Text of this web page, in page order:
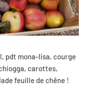
pdt mona-lisa, courge
carottes,
feuille de chêne !